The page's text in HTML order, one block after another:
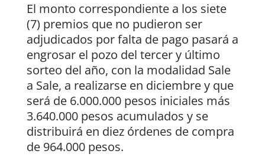
El monto correspondiente a los siete
(7) premios que no pudieron ser
adjudicados por falta de pago pasará a
engrosar el pozo del tercer y último
sorteo del año, con la modalidad Sale
a Sale, a realizarse en diciembre y que
será de 6.000.000 pesos iniciales más
3.640.000 pesos acumulados y se
distribuirá en diez órdenes de compra
de 964.000 pesos.